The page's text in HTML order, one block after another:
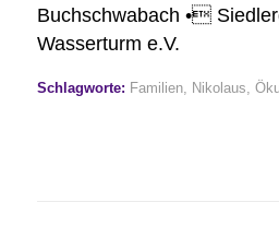
Buchschwabach •
Wasserturm e.V.
Schlagworte: Familien, Nikolaus,